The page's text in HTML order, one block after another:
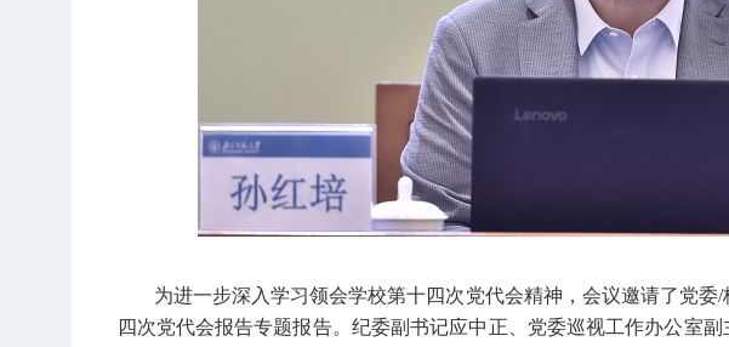
为进一步深入学习领会学校第十四次党代会精神，会议邀请了党
四次党代会报告专题报告。纪委副书记应中正、党委巡视工作办公室